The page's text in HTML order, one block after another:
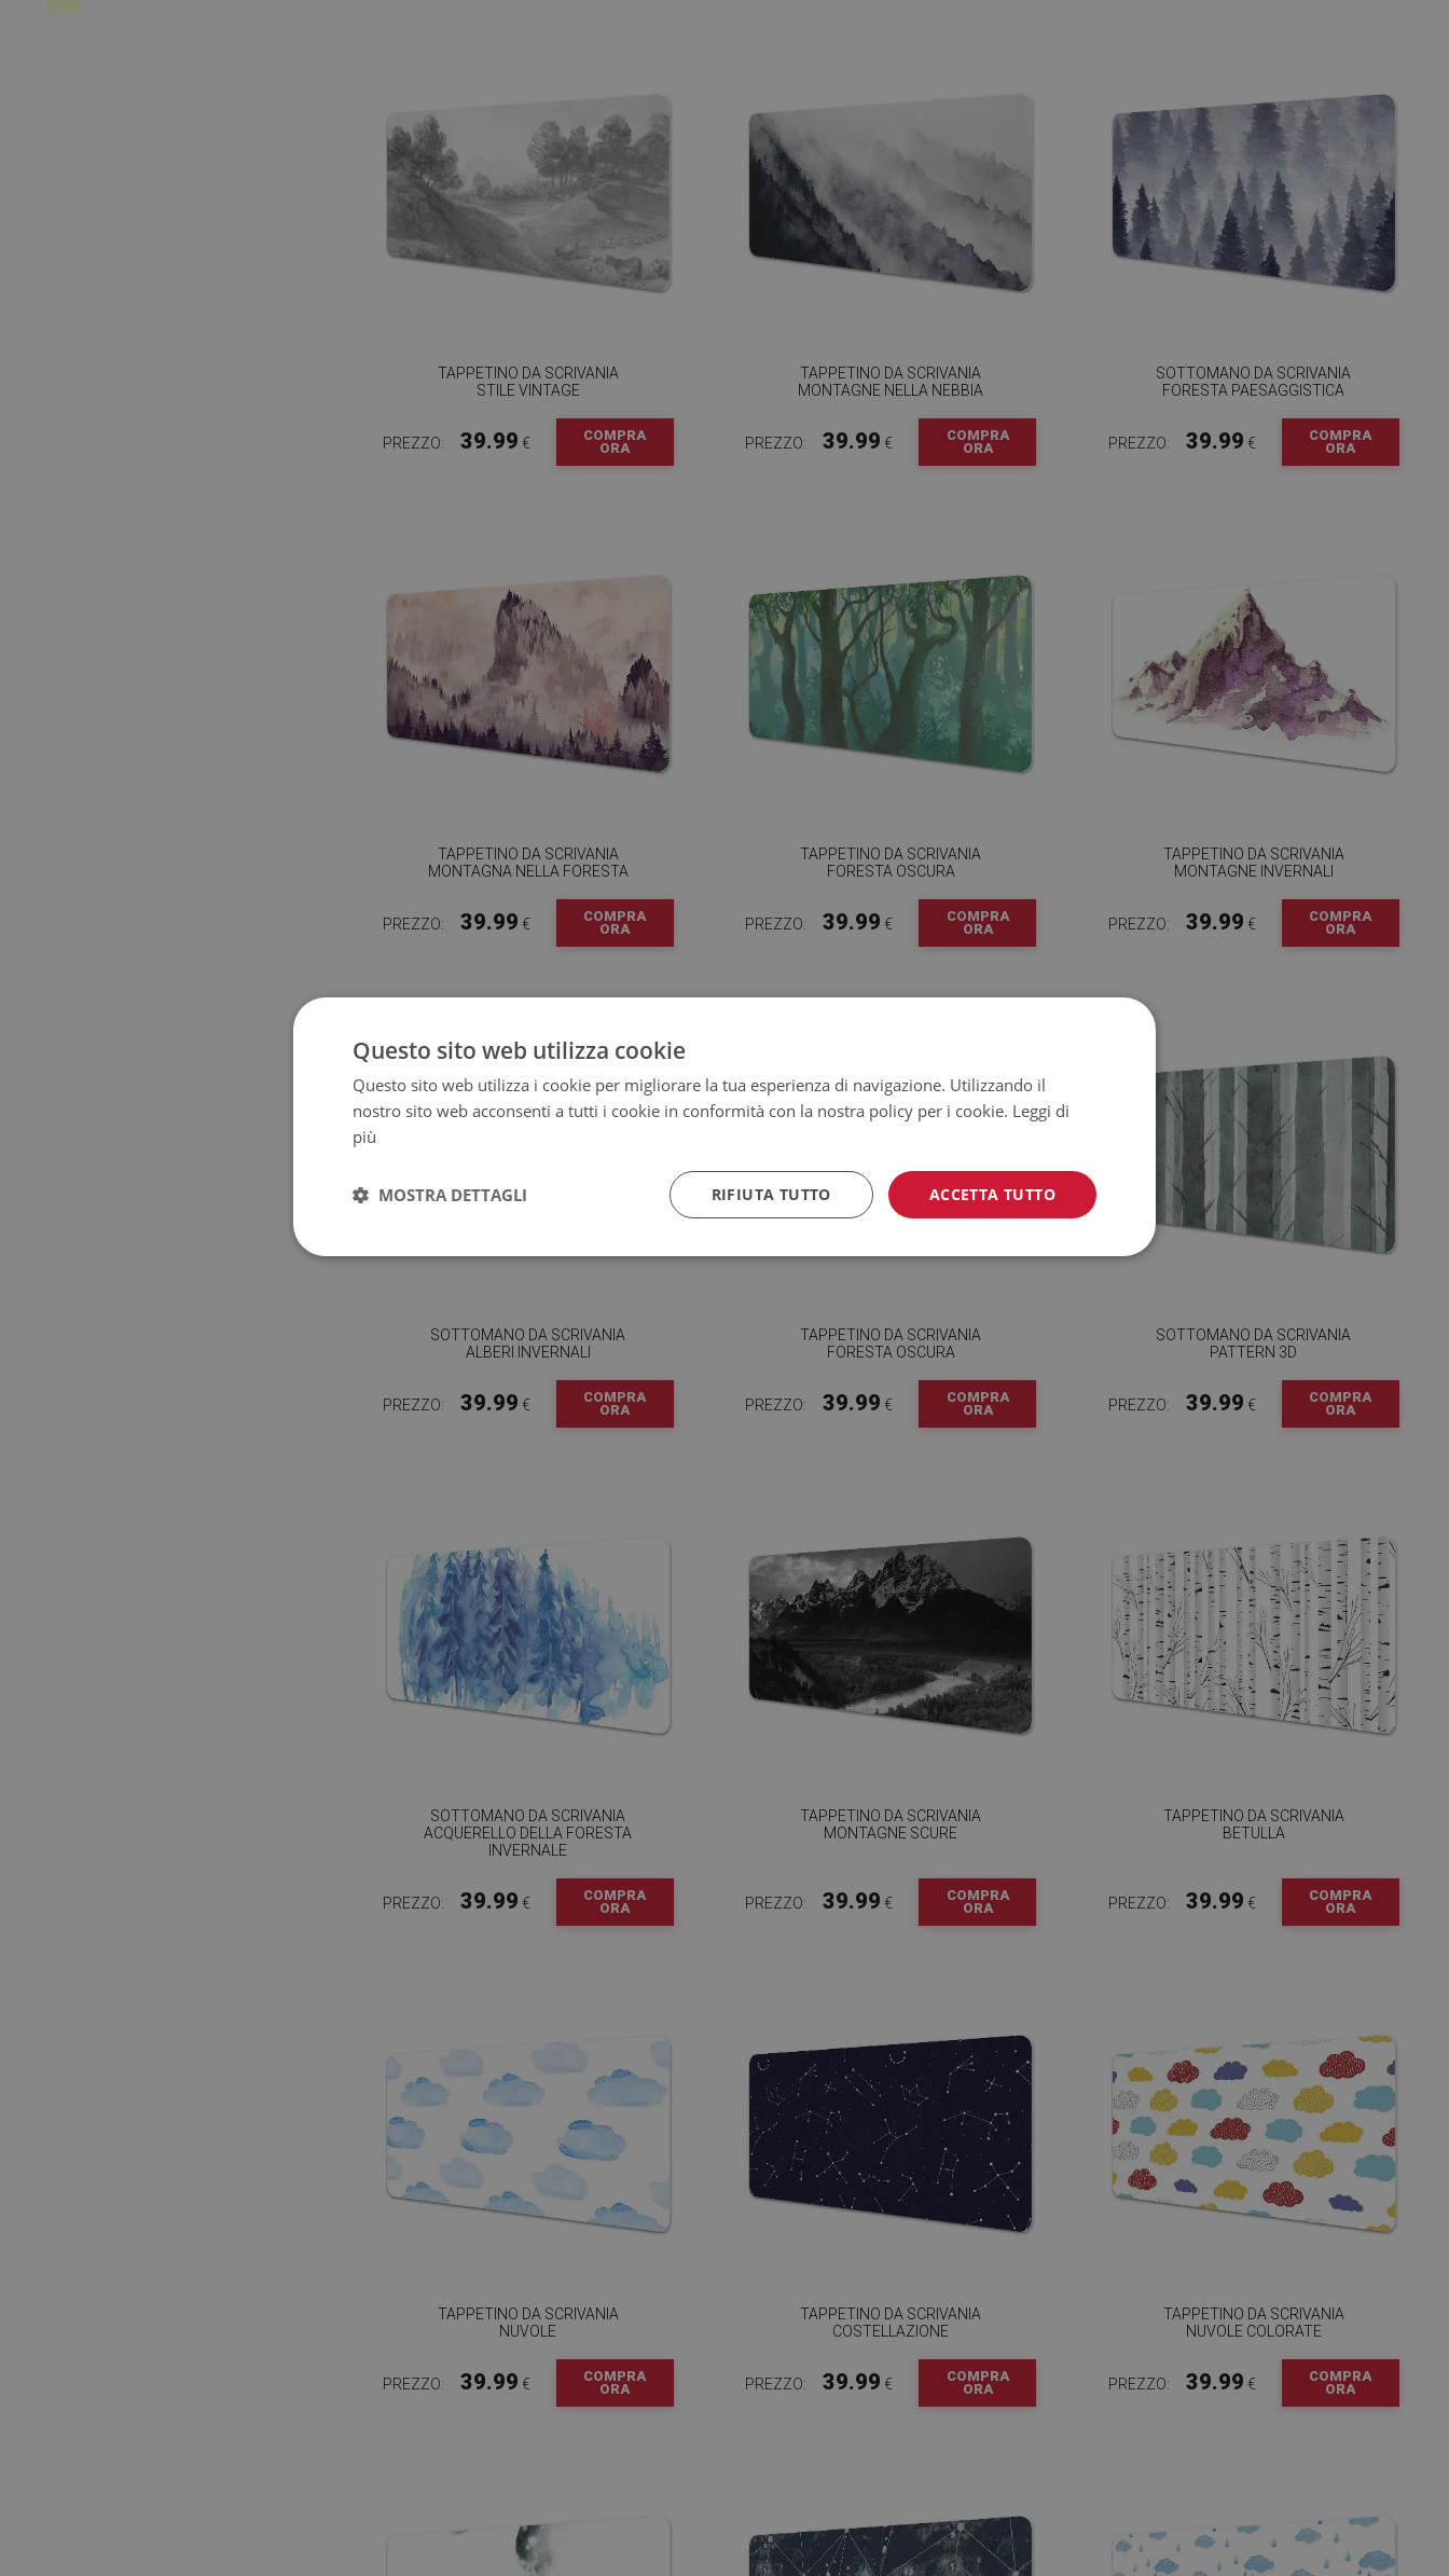
TAPPETINO DA SCRIVANIA
STILE VINTAGE
PREZZO: 39.99 €
COMPRA
ORA
TAPPETINO DA SCRIVANIA
MONTAGNE NELLA NEBBIA
PREZZO: 39.99 €
COMPRA
ORA
SOTTOMANO DA SCRIVANIA
FORESTA PAESAGGISTICA
PREZZO: 39.99 €
COMPRA
ORA
TAPPETINO DA SCRIVANIA
MONTAGNA NELLA FORESTA
PREZZO: 39.99 €
COMPRA
ORA
TAPPETINO DA SCRIVANIA
FORESTA OSCURA
PREZZO: 39.99 €
COMPRA
ORA
TAPPETINO DA SCRIVANIA
MONTAGNE INVERNALI
PREZZO: 39.99 €
COMPRA
ORA
SOTTOMANO DA SCRIVANIA
ALBERI INVERNALI
PREZZO: 39.99 €
COMPRA
ORA
TAPPETINO DA SCRIVANIA
FORESTA OSCURA
PREZZO: 39.99 €
COMPRA
ORA
SOTTOMANO DA SCRIVANIA
PATTERN 3D
PREZZO: 39.99 €
COMPRA
ORA
SOTTOMANO DA SCRIVANIA
ACQUERELLO DELLA FORESTA
INVERNALE
PREZZO: 39.99 €
COMPRA
ORA
TAPPETINO DA SCRIVANIA
MONTAGNE SCURE
PREZZO: 39.99 €
COMPRA
ORA
TAPPETINO DA SCRIVANIA
BETULLA
PREZZO: 39.99 €
COMPRA
ORA
TAPPETINO DA SCRIVANIA
NUVOLE
PREZZO: 39.99 €
COMPRA
ORA
TAPPETINO DA SCRIVANIA
COSTELLAZIONE
PREZZO: 39.99 €
COMPRA
ORA
TAPPETINO DA SCRIVANIA
NUVOLE COLORATE
PREZZO: 39.99 €
COMPRA
ORA
Questo sito web utilizza cookie
Questo sito web utilizza i cookie per migliorare la tua esperienza di navigazione. Utilizzando il
nostro sito web acconsenti a tutti i cookie in conformità con la nostra policy per i cookie. Leggi di
più
ACCETTA TUTTO
RIFIUTA TUTTO
MOSTRA DETTAGLI